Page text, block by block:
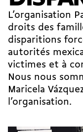
L’organisation
droits des
disparitions
autorités
victimes et à
Nous nous
Maricela
l’organisation.